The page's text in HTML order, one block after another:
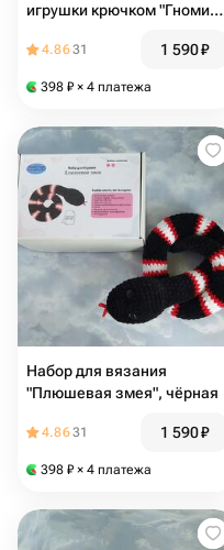
игрушки крючком "Гномик",
4.8631 1 590₽
398 ₽ × 4 платежа
Набор для вязания
"Плюшевая змея", чёрная
4.8631 1 590₽
398 ₽ × 4 платежа